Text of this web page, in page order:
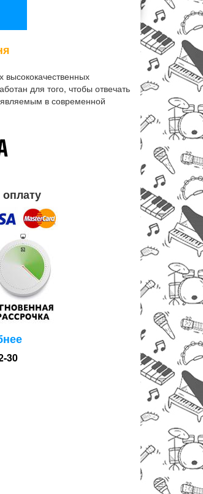
высококачественных
для того, чтобы отвечать
в современной
30